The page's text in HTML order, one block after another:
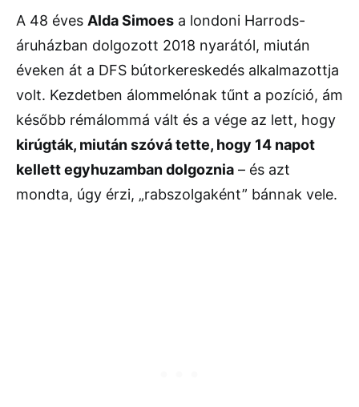
A 48 éves Alda Simoes a londoni Harrods-
áruházban dolgozott 2018 nyarától, miután
éveken át a DFS bútorkereskedés alkalmazottja
volt. Kezdetben álommelónak tűnt a pozíció, ám
később rémálommá vált és a vége az lett, hogy
kirúgták, miután szóvá tette, hogy 14 napot
kellett egyhuzamban dolgoznia – és azt
mondta, úgy érzi, „rabszolgaként” bánnak vele.